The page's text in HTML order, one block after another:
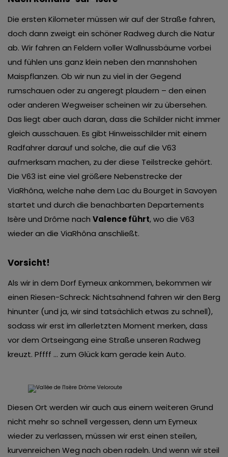
Die ersten Kilometer müssen wir auf der Straße fahren,
doch dann zweigt ein schöner Radweg durch die Natur
ab. Wir fahren an Feldern voller Wallnussbäume vorbei
und fühlen uns ganz klein neben den mannshohen
Maispflanzen. Ob wir nun zu viel in der Gegend
rumschauen oder zu angeregt plaudern – den einen
oder anderen Wegweiser scheinen wir zu übersehen.
Das liegt aber auch daran, dass die Schilder nicht immer
gleich ausschauen. Es gibt Hinweisschilder mit einem
Radfahrer darauf und solche, die auf die V63
aufmerksam machen, zu der diese Teilstrecke gehört.
Die V63 ist eine viel größere Nebenstrecke der
ViaRhôna, welche nahe dem Lac du Bourget in Savoyen
startet und durch die benachbarten Departements
Isère und Drôme nach Valenceführt, wo die V63
wieder an die ViaRhôna anschließt.
Vorsicht!
Als wir in dem Dorf Eymeux ankommen, bekommen wir
einen Riesen-Schreck: Nichtsahnend fahren wir den Berg
hinunter (und ja, wir sind tatsächlich etwas zu schnell),
sodass wir erst im allerletzten Moment merken, dass
vor dem Ortseingang eine Straße unseren Radweg
kreuzt. Pffff … zum Glück kam gerade kein Auto.
Diesen Ort werden wir auch aus einem weiteren Grund
nicht mehr so schnell vergessen, denn um Eymeux
wieder zu verlassen, müssen wir erst einen steilen,
kurvenreichen Weg nach oben radeln. Und wenn wir steil